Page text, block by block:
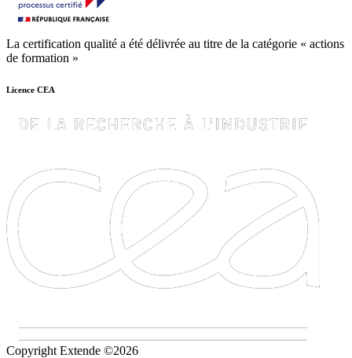
La certification qualité a été délivrée au titre de la catégorie « actions
de formation »
Licence CEA
Copyright Extende ©2026